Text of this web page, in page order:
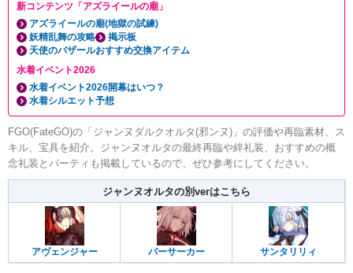
新コンテンツ「アズライールの廟」
アズライールの廟(地獄の試練)
妖精乱舞の攻略
掲示板
天使のバザールおすすめ交換アイテム
水着イベント2026
水着イベント2026開幕はいつ？
水着シルエット予想
FGO(FateGO)の「ジャンヌダルクオルタ(邪ンヌ)」の評価や再臨素材、ス
キル、宝具を紹介。ジャンヌオルタの最終再臨や絆礼装、おすすめの概
念礼装とパーティも掲載しているので、ぜひ参考にしてください。
ジャンヌオルタの別verはこちら
アヴェンジャー バーサーカー サンタリリィ